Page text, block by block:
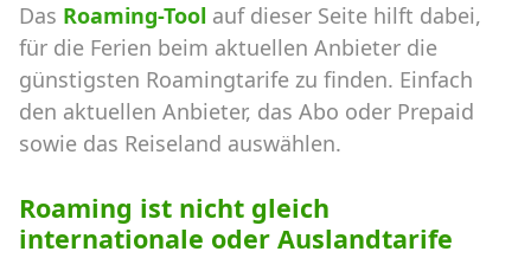
Das Roaming-Tool auf dieser Seite hilft dabei,
für die Ferien beim aktuellen Anbieter die
günstigsten Roamingtarife zu finden. Einfach
den aktuellen Anbieter, das Abo oder Prepaid
sowie das Reiseland auswählen.
Roaming ist nicht gleich
internationale oder Auslandtarife